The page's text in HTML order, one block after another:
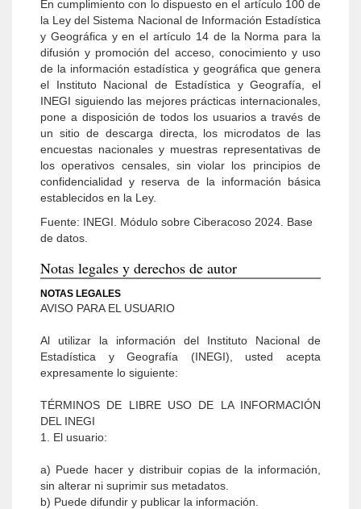
En cumplimiento con lo dispuesto en el artículo 100 de
la Ley del Sistema Nacional de Información Estadística
y Geográfica y en el artículo 14 de la Norma para la
difusión y promoción del acceso, conocimiento y uso
de la información estadística y geográfica que genera
el Instituto Nacional de Estadística y Geografía, el
INEGI siguiendo las mejores prácticas internacionales,
pone a disposición de todos los usuarios a través de
un sitio de descarga directa, los microdatos de las
encuestas nacionales y muestras representativas de
los operativos censales, sin violar los principios de
confidencialidad y reserva de la información básica
establecidos en la Ley.
Fuente: INEGI. Módulo sobre Ciberacoso 2024. Base
de datos.
Notas legales y derechos de autor
NOTAS LEGALES
AVISO PARA EL USUARIO
Al utilizar la información del Instituto Nacional de
Estadística y Geografía (INEGI), usted acepta
expresamente lo siguiente:
TÉRMINOS DE LIBRE USO DE LA INFORMACIÓN
DEL INEGI
1. El usuario:
a) Puede hacer y distribuir copias de la información,
sin alterar ni suprimir sus metadatos.
b) Puede difundir y publicar la información.